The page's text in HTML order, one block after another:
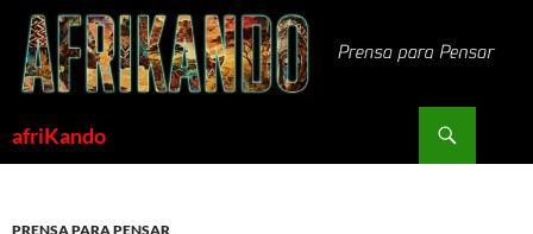
Saltar
contenido
afriKando
PRENSA PARA PENSAR